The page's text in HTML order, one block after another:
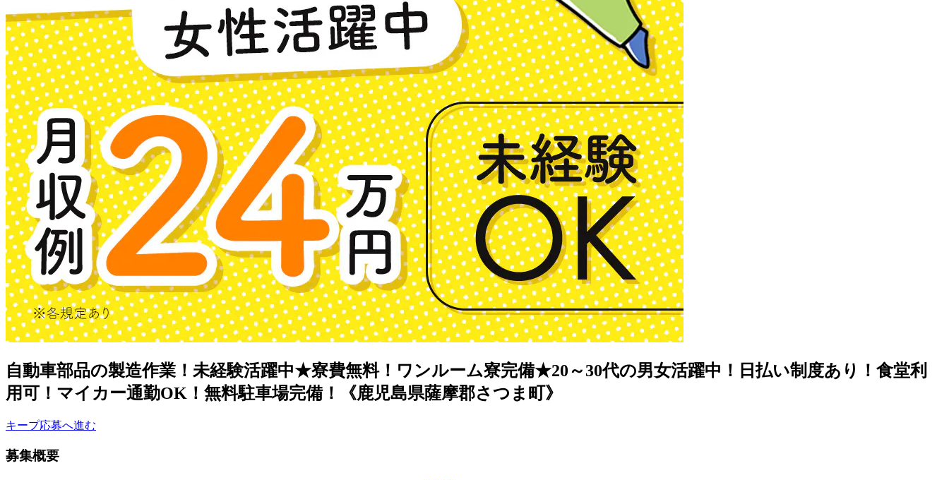
自動車部品の製造作業！未経験活躍中★寮費無料！ワンルーム寮完備★20～30代の男女活躍中！日払い制度あり！食堂利
用可！マイカー通勤OK！無料駐車場完備！《鹿児島県薩摩郡さつま町》
キープ応募へ進む
募集概要